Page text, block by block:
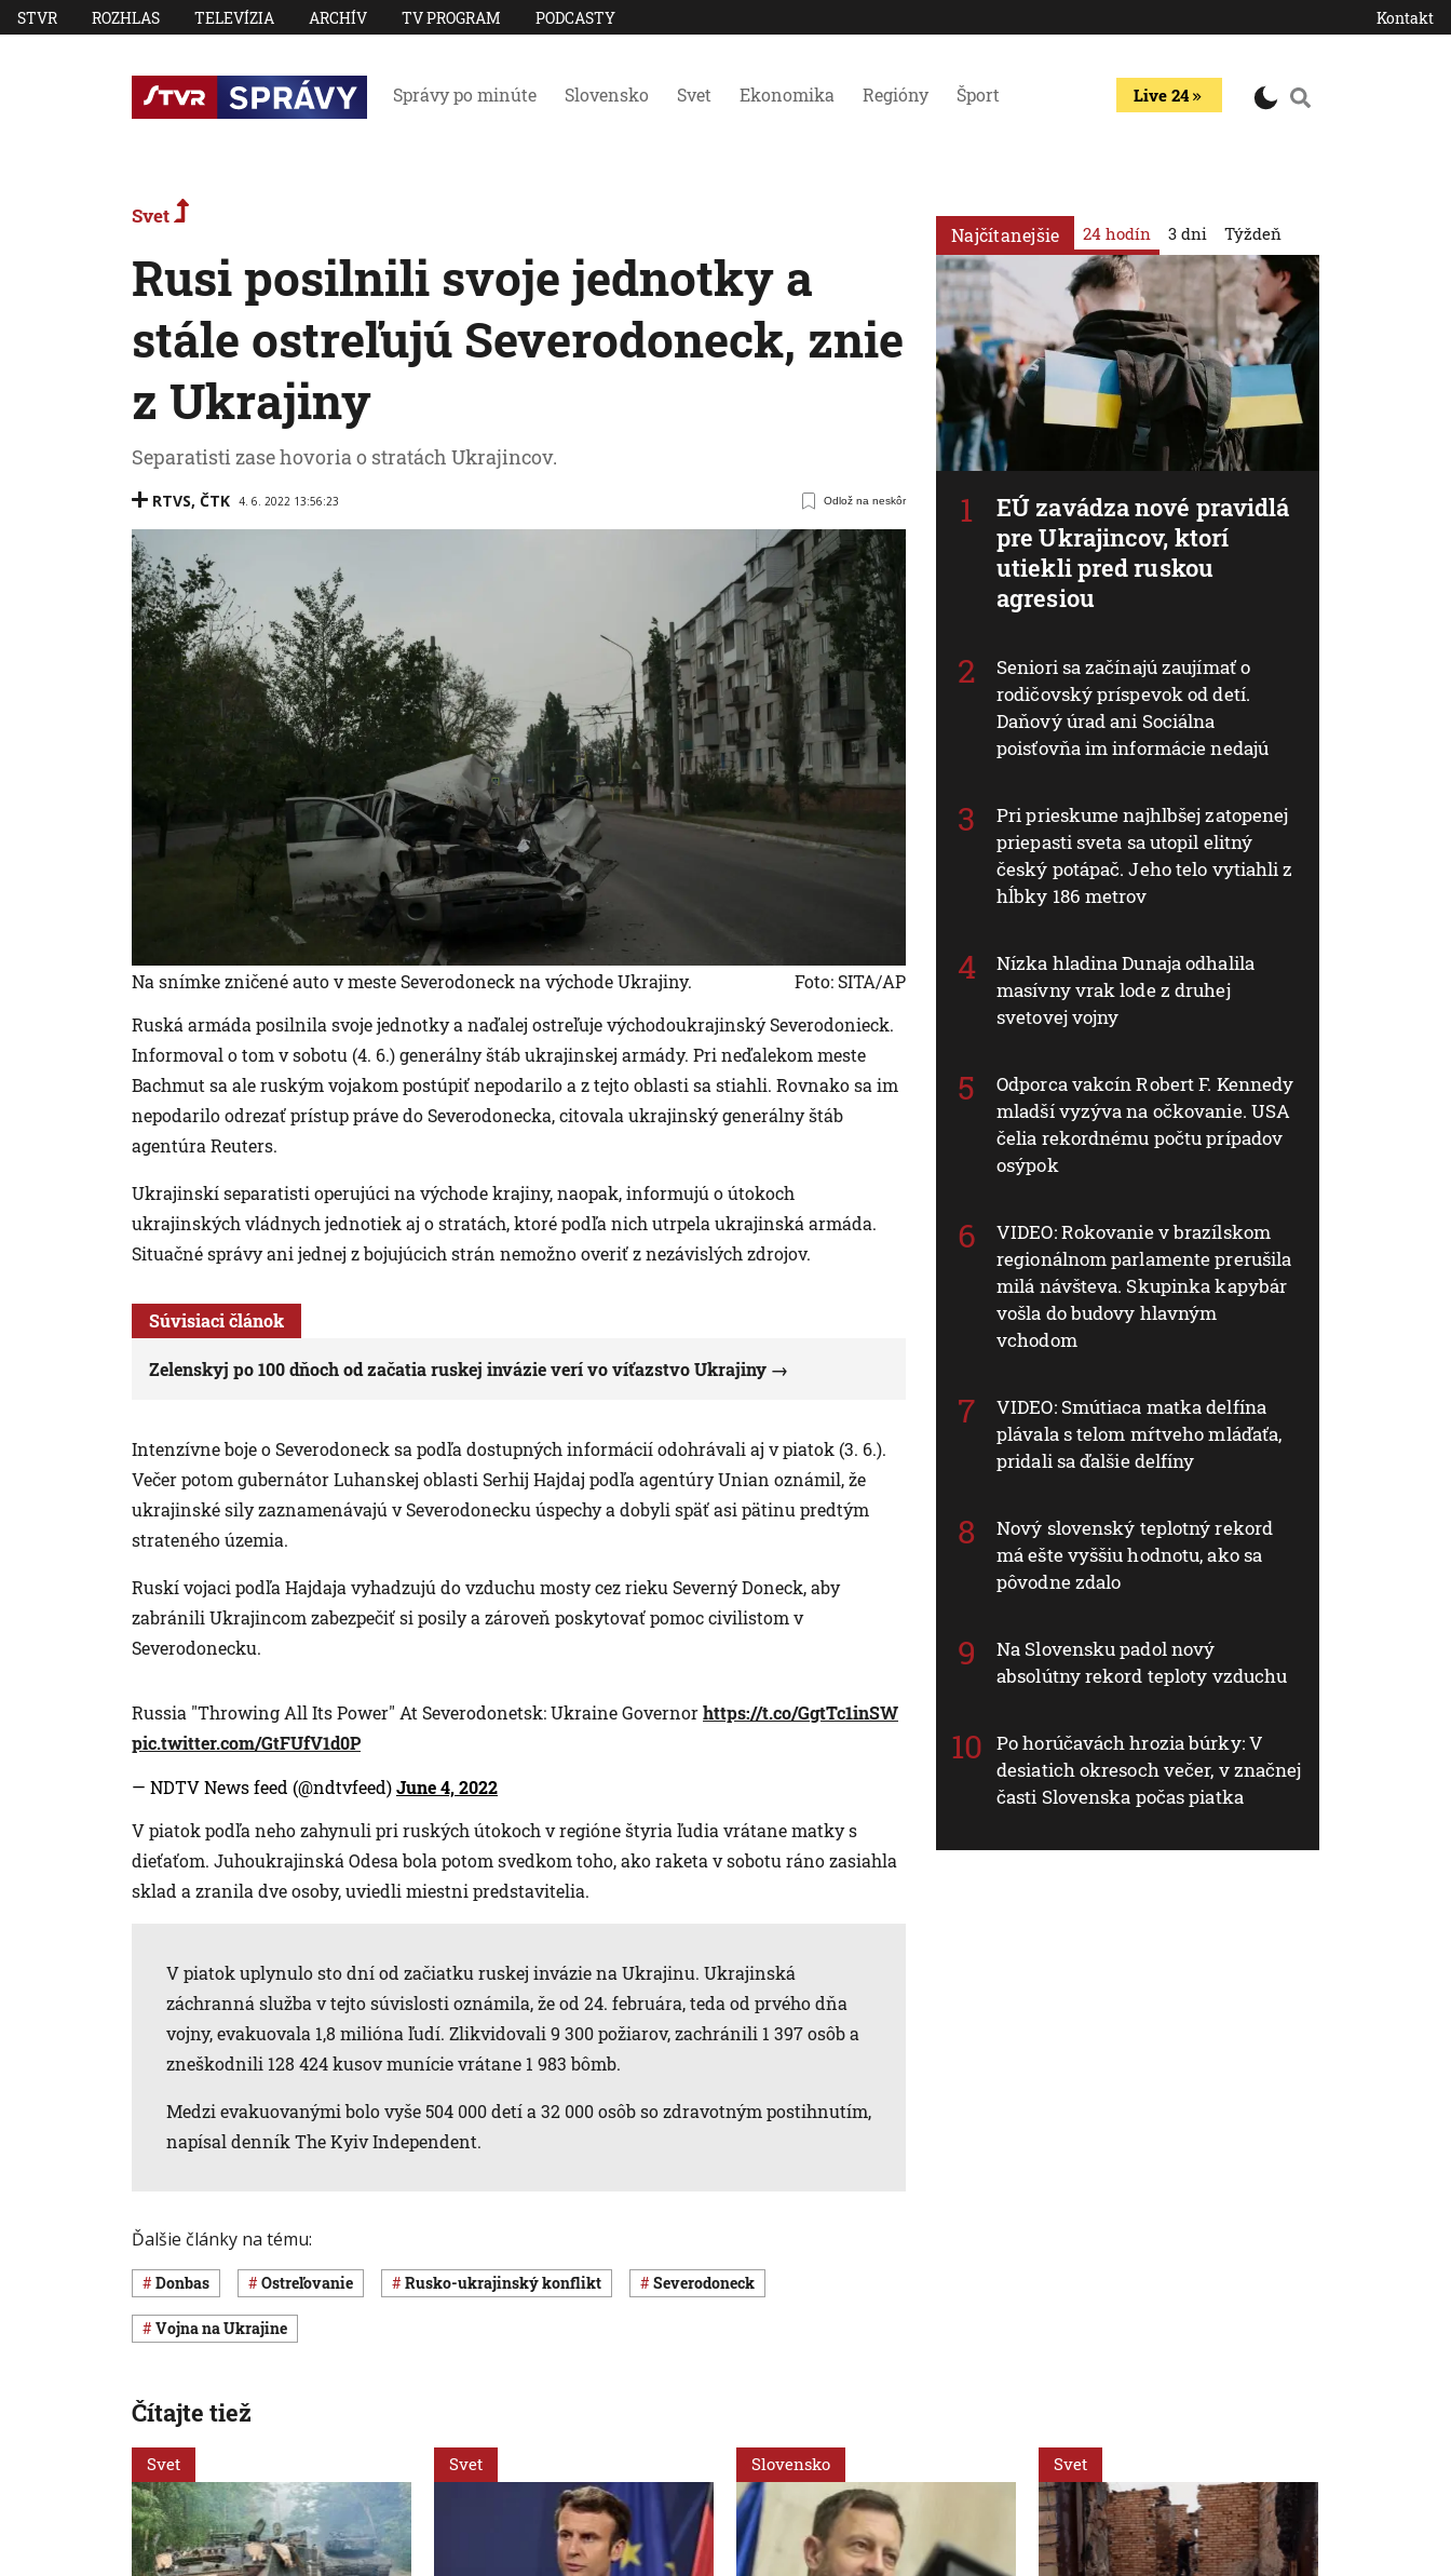
STVR ROZHLAS TELEVÍZIA ARCHÍV TV PROGRAM PODCASTY Kontakt
Správy po minúte Slovensko Svet Ekonomika Regióny Šport Live 24
Svet
Rusi posilnili svoje jednotky a
stále ostreľujú Severodoneck, znie
z Ukrajiny
Separatisti zase hovoria o stratách Ukrajincov.
RTVS, ČTK 4. 6. 2022 13:56:23 Odlož na neskôr
Na snímke zničené auto v meste Severodoneck na východe Ukrajiny.
Foto: SITA/AP
Ruská armáda posilnila svoje jednotky a naďalej ostreľuje východoukrajinský Severodonieck.
Informoval o tom v sobotu (4. 6.) generálny štáb ukrajinskej armády. Pri neďalekom meste
Bachmut sa ale ruským vojakom postúpiť nepodarilo a z tejto oblasti sa stiahli. Rovnako sa im
nepodarilo odrezať prístup práve do Severodonecka, citovala ukrajinský generálny štáb
agentúra Reuters.
Ukrajinskí separatisti operujúci na východe krajiny, naopak, informujú o útokoch
ukrajinských vládnych jednotiek aj o stratách, ktoré podľa nich utrpela ukrajinská armáda.
Situačné správy ani jednej z bojujúcich strán nemožno overiť z nezávislých zdrojov.
Súvisiaci článok
Zelenskyj po 100 dňoch od začatia ruskej invázie verí vo víťazstvo Ukrajiny
Intenzívne boje o Severodoneck sa podľa dostupných informácií odohrávali aj v piatok (3. 6.).
Večer potom gubernátor Luhanskej oblasti Serhij Hajdaj podľa agentúry Unian oznámil, že
ukrajinské sily zaznamenávajú v Severodonecku úspechy a dobyli späť asi pätinu predtým
strateného územia.
Ruskí vojaci podľa Hajdaja vyhadzujú do vzduchu mosty cez rieku Severný Doneck, aby
zabránili Ukrajincom zabezpečiť si posily a zároveň poskytovať pomoc civilistom v
Severodonecku.
Russia "Throwing All Its Power" At Severodonetsk: Ukraine Governorhttps://t.co/GgtTc1inSW
pic.twitter.com/GtFUfV1d0P
— NDTV News feed (@ndtvfeed)June 4, 2022
V piatok podľa neho zahynuli pri ruských útokoch v regióne štyria ľudia vrátane matky s
dieťaťom. Juhoukrajinská Odesa bola potom svedkom toho, ako raketa v sobotu ráno zasiahla
sklad a zranila dve osoby, uviedli miestni predstavitelia.
V piatok uplynulo sto dní od začiatku ruskej invázie na Ukrajinu. Ukrajinská
záchranná služba v tejto súvislosti oznámila, že od 24. februára, teda od prvého dňa
vojny, evakuovala 1,8 milióna ľudí. Zlikvidovali 9 300 požiarov, zachránili 1 397 osôb a
zneškodnili 128 424 kusov munície vrátane 1 983 bômb.
Medzi evakuovanými bolo vyše 504 000 detí a 32 000 osôb so zdravotným postihnutím,
napísal denník The Kyiv Independent.
Ďalšie články na tému:
Donbas ostreľovanie rusko-ukrajinský konflikt Severodoneck
vojna na Ukrajine
Najčítanejšie 24 hodín
EÚ zavádza nové pravidlá
pre Ukrajincov, ktorí
utiekli pred ruskou
agresiou
Seniori sa začínajú zaujímať o
rodičovský príspevok od detí.
Daňový úrad ani Sociálna
poisťovňa im informácie nedajú
Pri prieskume najhlbšej zatopenej
priepasti sveta sa utopil elitný
český potápač. Jeho telo vytiahli z
hĺbky 186 metrov
Nízka hladina Dunaja odhalila
masívny vrak lode z druhej
svetovej vojny
Odporca vakcín Robert F. Kennedy
mladší vyzýva na očkovanie. USA
čelia rekordnému počtu prípadov
osýpok
VIDEO: Rokovanie v brazílskom
regionálnom parlamente prerušila
milá návšteva. Skupinka kapybár
vošla do budovy hlavným
vchodom
VIDEO: Smútiaca matka delfína
plávala s telom mŕtveho mláďaťa,
pridali sa ďalšie delfíny
Nový slovenský teplotný rekord
má ešte vyššiu hodnotu, ako sa
pôvodne zdalo
Na Slovensku padol nový
absolútny rekord teploty vzduchu
Po horúčavách hrozia búrky: V
desiatich okresoch večer, v značnej
časti Slovenska počas piatka
3 dni Týždeň
Čítajte tiež
Svet Svet Slovensko Svet